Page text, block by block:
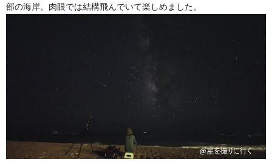
部の海岸。肉眼では結構飛んでいて楽しめました。